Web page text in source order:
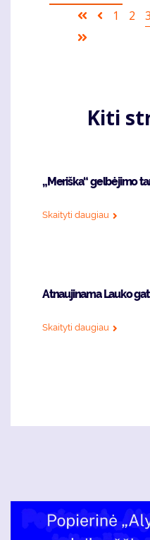
Pagination
First
Puslapis
1 2 3
Kiti
„Meriška“ gelbėjimo
Skaityti daugiau
Atnaujinama Lauko
Skaityti daugiau